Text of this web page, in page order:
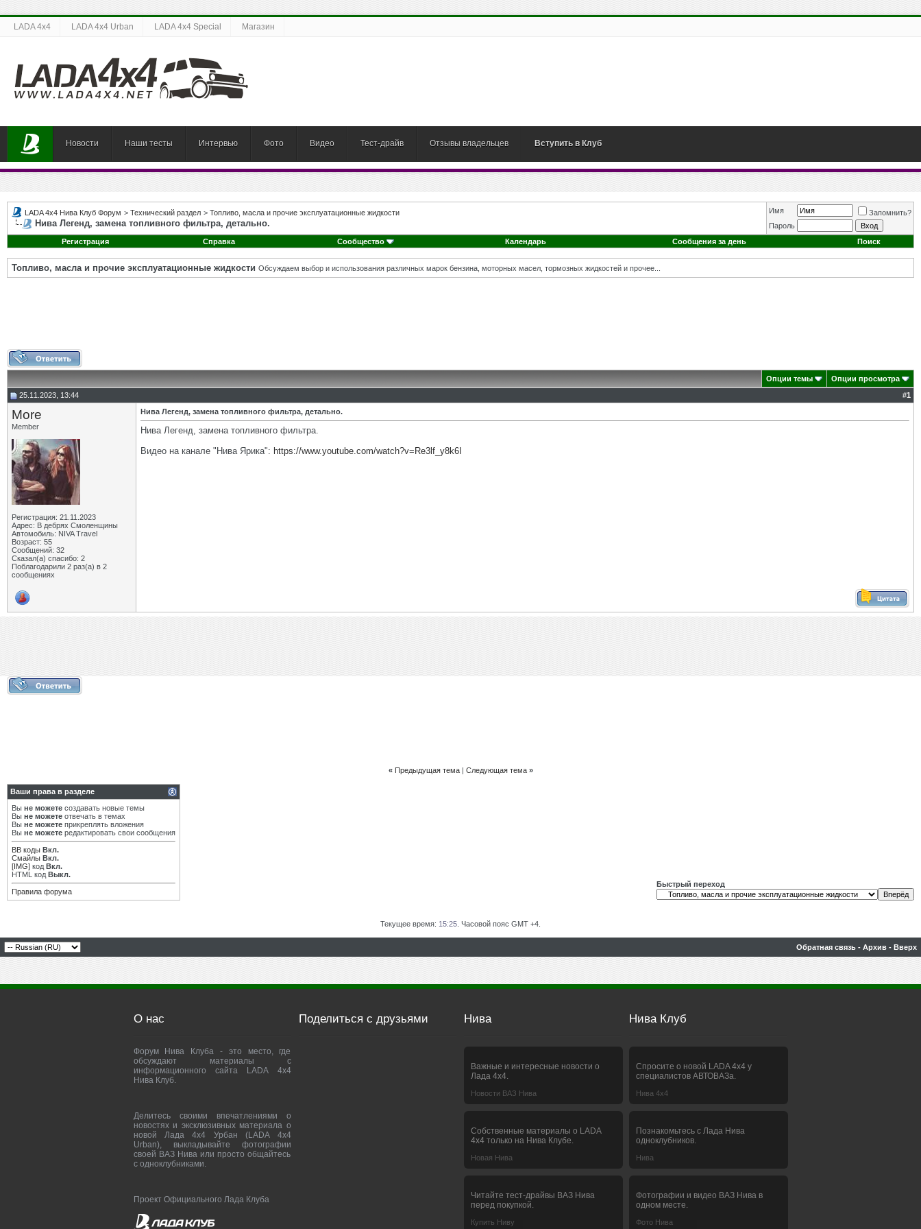
LADA 4x4 LADA 4x4 Urban LADA 4x4 Special Магазин
Новости Наши тесты Интервью Фото Видео Тест-драйв Отзывы владельцев Вступить в Клуб
LADA 4x4 Нива Клуб Форум > Технический раздел > Топливо, масла и прочие эксплуатационные жидкости
Нива Легенд, замена топливного фильтра, детально.
Имя
Запомнить?
Пароль
Регистрация
Справка Сообщество Календарь Сообщения за день Поиск
Топливо, масла и прочие эксплуатационные жидкости Обсуждаем выбор и использования различных марок бензина, моторных масел, тормозных жидкостей и прочее...
Опции темы
Опции просмотра
25.11.2023, 13:44
#1
More
Member
Регистрация: 21.11.2023
Адрес: В дебрях Смоленщины
Автомобиль: NIVA Travel
Возраст: 55
Сообщений: 32
Сказал(а) спасибо: 2
Поблагодарили 2 раз(а) в 2
сообщениях
Нива Легенд, замена топливного фильтра, детально.
Нива Легенд, замена топливного фильтра.
Видео на канале "Нива Ярика": https://www.youtube.com/watch?v=Re3lf_y8k6I
« Предыдущая тема| Следующая тема »
Ваши права в разделе
Вы не можете создавать новые темы
Вы не можете отвечать в темах
Вы не можете прикреплять вложения
Вы не можете редактировать свои сообщения
BB коды Вкл.
Смайлы Вкл.
[IMG] код Вкл.
HTML код Выкл.
Правила форума
Быстрый переход
Текущее время: 15:25 . Часовой пояс GMT +4.
Обратная связь - Архив - Вверх
О нас
Форум Нива Клуба - это место, где
обсуждают материалы с
информационного сайта LADA 4x4
Нива Клуб.
Делитесь своими впечатлениями о
новостях и эксклюзивных материала о
новой Лада 4х4 Урбан (LADA 4x4
Urban), выкладывайте фотографии
своей ВАЗ Нива или просто общайтесь
с одноклубниками.
Проект Официального Лада Клуба
Поделиться с друзьями Нива
Важные и интересные новости о
Лада 4х4.
Новости ВАЗ Нива
Собственные материалы о LADA
4x4 только на Нива Клубе.
Новая Нива
Читайте тест-драйвы ВАЗ Нива
перед покупкой.
Купить Ниву
Нива Клуб
Спросите о новой LADA 4x4 у
специалистов АВТОВАЗа.
Нива 4х4
Познакомьтесь с Лада Нива
одноклубников.
Нива
Фотографии и видео ВАЗ Нива в
одном месте.
Фото Нива